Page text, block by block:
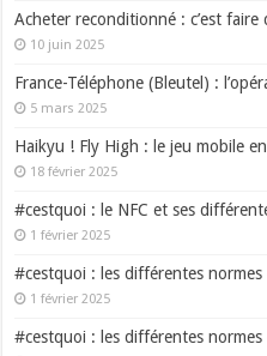
Acheter reconditionné : c’est
10 juin 2025
France-Téléphone (Bleutel) :
5 mars 2025
Haikyu ! Fly High : le jeu mobile
18 février 2025
#cestquoi : le NFC et ses
1 février 2025
#cestquoi : les différentes normes
1 février 2025
#cestquoi : les différentes